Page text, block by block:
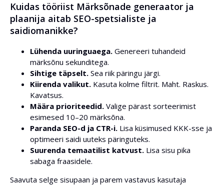
Kuidas tööriist Märksõnade generaator ja
plaanija aitab SEO-spetsialiste ja
saidiomanikke?
Lühenda uuringuaega. Genereeri tuhandeid
märksõnu sekunditega.
Sihtige täpselt. Sea riik päringu järgi.
Kiirenda valikut. Kasuta kolme filtrit. Maht. Raskus.
Kavatsus.
Määra prioriteedid. Valige pärast sorteerimist
esimesed 10–20 märksõna.
Paranda SEO-d ja CTR-i. Lisa küsimused KKK-sse ja
optimeeri saidi uuteks päringuteks.
Suurenda temaatilist katvust. Lisa sisu pika
sabaga fraasidele.
Saavuta selge sisupaan ja parem vastavus kasutaja